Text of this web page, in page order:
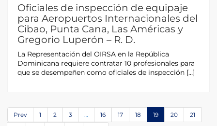
Oficiales de inspección de equipaje
para Aeropuertos Internacionales del
Cibao, Punta Cana, Las Américas y
Gregorio Luperón – R. D.
La Representación del OIRSA en la República
Dominicana requiere contratar 10 profesionales para
que se desempeñen como oficiales de inspección […]
Prev 1 2 3 … 16 17 18 19 20 21